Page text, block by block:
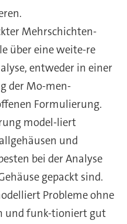
Mehrschichten-
über eine weite-re
entweder in einer
der Mo-men-
Formulierung.
model-liert
und
bei der Analyse
gepackt sind.
Probleme ohne
und funk-tioniert gut